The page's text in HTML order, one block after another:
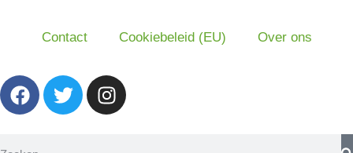
Contact Cookiebeleid (EU) Over ons